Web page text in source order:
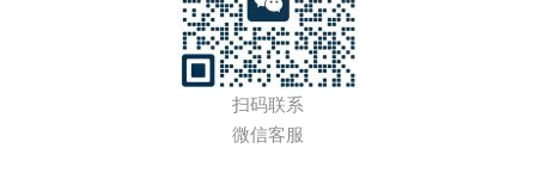
扫码联系
微信客服